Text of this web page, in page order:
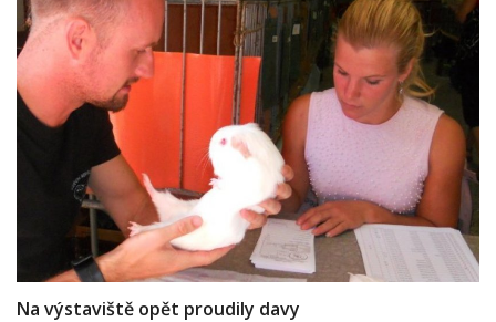
Na výstaviště opět proudily davy